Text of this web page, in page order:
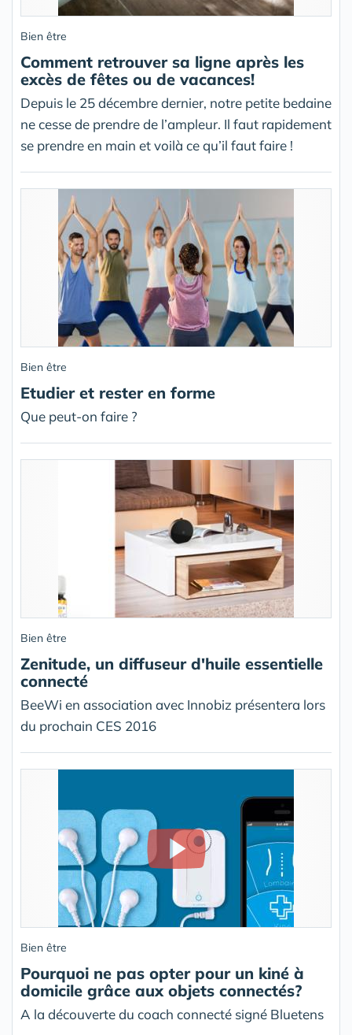
Bien être
Comment retrouver sa ligne après les
excès de fêtes ou de vacances!
Depuis le 25 décembre dernier, notre petite bedaine
ne cesse de prendre de l’ampleur. Il faut rapidement
se prendre en main et voilà ce qu’il faut faire !
Bien être
Etudier et rester en forme
Que peut-on faire ?
Bien être
Zenitude, un diffuseur d'huile essentielle
connecté
BeeWi en association avec Innobiz présentera lors
du prochain CES 2016
Bien être
Pourquoi ne pas opter pour un kiné à
domicile grâce aux objets connectés?
A la découverte du coach connecté signé Bluetens